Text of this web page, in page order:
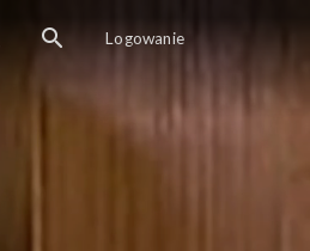
Logowanie